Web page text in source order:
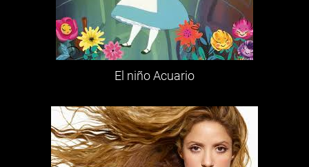
El niño Acuario